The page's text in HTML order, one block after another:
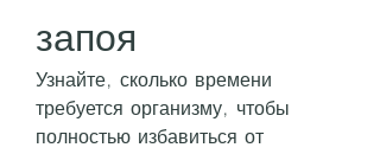
запоя
Узнайте, сколько времени
требуется организму, чтобы
полностью избавиться от